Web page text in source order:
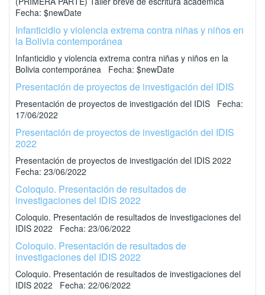
Fecha: $newDate
Infanticidio y violencia extrema contra niñas y niños en
la Bolivia contemporánea
Infanticidio y violencia extrema contra niñas y niños en la
Bolivia contemporánea Fecha: $newDate
Presentación de proyectos de investigación del IDIS
Presentación de proyectos de investigación del IDIS Fecha:
17/06/2022
Presentación de proyectos de investigación del IDIS
2022
Presentación de proyectos de investigación del IDIS 2022
Fecha: 23/06/2022
Coloquio. Presentación de resultados de
investigaciones del IDIS 2022
Coloquio. Presentación de resultados de investigaciones del
IDIS 2022 Fecha: 23/06/2022
Coloquio. Presentación de resultados de
investigaciones del IDIS 2022
Coloquio. Presentación de resultados de investigaciones del
IDIS 2022 Fecha: 22/06/2022